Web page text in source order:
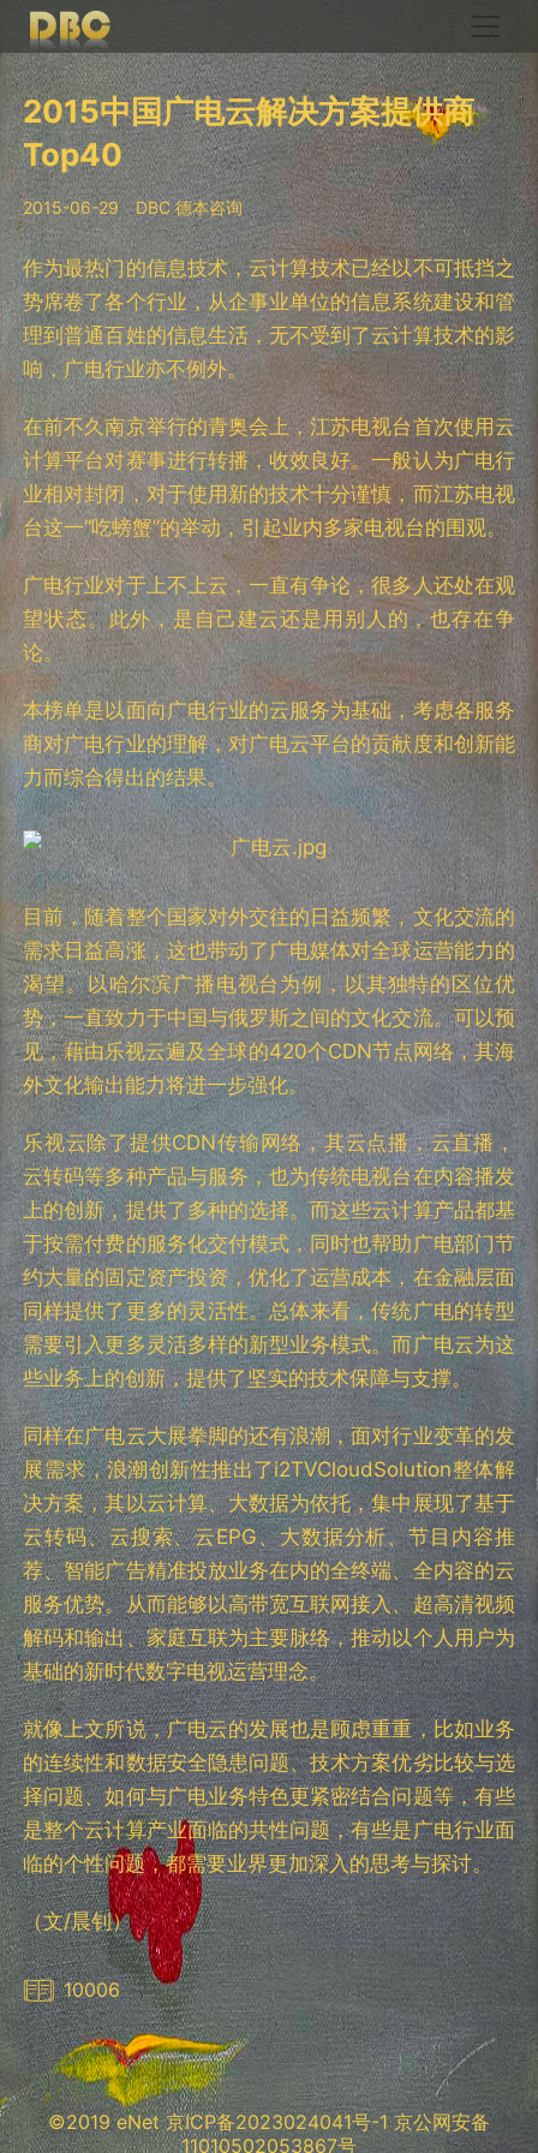
2015中国广电云解决方案提供商
Top40
2015-06-29 DBC 德本咨询
作为最热门的信息技术，云计算技术已经以不可抵挡之
势席卷了各个行业，从企事业单位的信息系统建设和管
理到普通百姓的信息生活，无不受到了云计算技术的影
响，广电行业亦不例外。
在前不久南京举行的青奥会上，江苏电视台首次使用云
计算平台对赛事进行转播，收效良好。一般认为广电行
业相对封闭，对于使用新的技术十分谨慎，而江苏电视
台这一“吃螃蟹”的举动，引起业内多家电视台的围观。
广电行业对于上不上云，一直有争论，很多人还处在观
望状态。此外，是自己建云还是用别人的，也存在争
论。
本榜单是以面向广电行业的云服务为基础，考虑各服务
商对广电行业的理解，对广电云平台的贡献度和创新能
力而综合得出的结果。
目前，随着整个国家对外交往的日益频繁，文化交流的
需求日益高涨，这也带动了广电媒体对全球运营能力的
渴望。以哈尔滨广播电视台为例，以其独特的区位优
势，一直致力于中国与俄罗斯之间的文化交流。可以预
见，藉由乐视云遍及全球的420个CDN节点网络，其海
外文化输出能力将进一步强化。
乐视云除了提供CDN传输网络，其云点播，云直播，
云转码等多种产品与服务，也为传统电视台在内容播发
上的创新，提供了多种的选择。而这些云计算产品都基
于按需付费的服务化交付模式，同时也帮助广电部门节
约大量的固定资产投资，优化了运营成本，在金融层面
同样提供了更多的灵活性。总体来看，传统广电的转型
需要引入更多灵活多样的新型业务模式。而广电云为这
些业务上的创新，提供了坚实的技术保障与支撑。
同样在广电云大展拳脚的还有浪潮，面对行业变革的发
展需求，浪潮创新性推出了i2TVCloudSolution整体解
决方案，其以云计算、大数据为依托，集中展现了基于
云转码、云搜索、云EPG、大数据分析、节目内容推
荐、智能广告精准投放业务在内的全终端、全内容的云
服务优势。从而能够以高带宽互联网接入、超高清视频
解码和输出、家庭互联为主要脉络，推动以个人用户为
基础的新时代数字电视运营理念。
就像上文所说，广电云的发展也是顾虑重重，比如业务
的连续性和数据安全隐患问题、技术方案优劣比较与选
择问题、如何与广电业务特色更紧密结合问题等，有些
是整个云计算产业面临的共性问题，有些是广电行业面
临的个性问题，都需要业界更加深入的思考与探讨。
（文/晨钊）
10006
©2019 eNet京ICP备2023024041号-1 京公网安备
11010502053867号